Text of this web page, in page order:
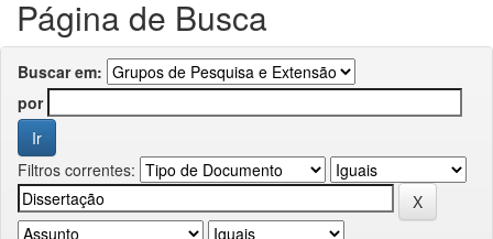
Página de Busca
Buscar em:
por
Filtros correntes: